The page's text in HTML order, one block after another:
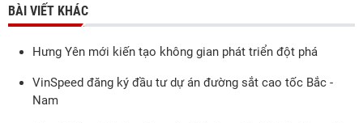
BÀI VIẾT KHÁC
Hưng Yên mới kiến tạo không gian phát triển đột phá
VinSpeed đăng ký đầu tư dự án đường sắt cao tốc Bắc -
Nam